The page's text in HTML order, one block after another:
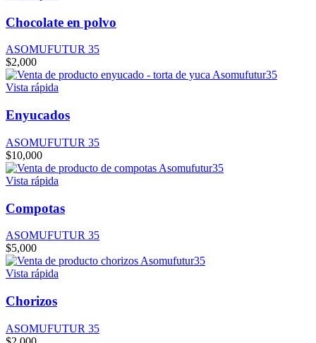
Chocolate en polvo
ASOMUFUTUR 35
$2,000
Vista rápida
Enyucados
ASOMUFUTUR 35
$10,000
Vista rápida
Compotas
ASOMUFUTUR 35
$5,000
Vista rápida
Chorizos
ASOMUFUTUR 35